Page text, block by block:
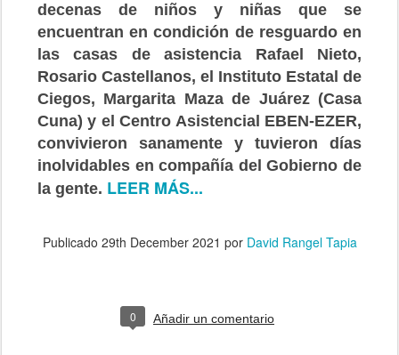
decenas de niños y niñas que se
encuentran en condición de resguardo en
las casas de asistencia Rafael Nieto,
Rosario Castellanos, el Instituto Estatal de
Ciegos, Margarita Maza de Juárez (Casa
Cuna) y el Centro Asistencial EBEN-EZER,
convivieron sanamente y tuvieron días
inolvidables en compañía del Gobierno de
la gente. LEER MÁS...
Publicado 29th December 2021 por David Rangel Tapia
0 Añadir un comentario